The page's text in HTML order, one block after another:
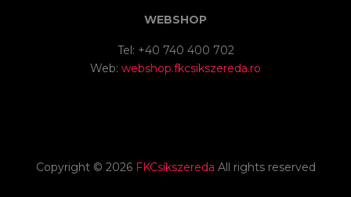
WEBSHOP
Tel: +40 740 400 702
Web: webshop.fkcsikszereda.ro
Copyright © 2026 FKCsíkszereda All rights reserved